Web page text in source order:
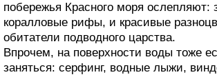
побережья Красного моря ослепляют:
коралловые рифы, и красивые
обитатели подводного царства.
Впрочем, на поверхности воды тоже
заняться: серфинг, водные лыжи,